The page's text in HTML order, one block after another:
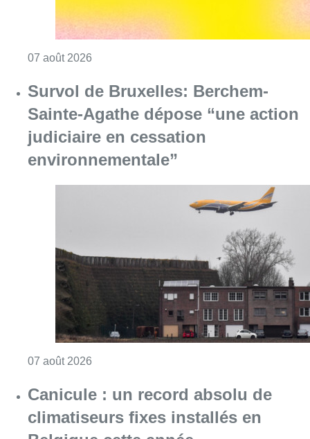
Canicule : un record absolu de
climatiseurs fixes installés en
Belgique cette année